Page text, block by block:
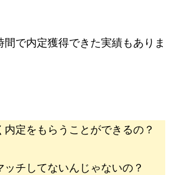
間で内定獲得できた実績もありま
定をもらうことができるの？
チしてないんじゃないの？